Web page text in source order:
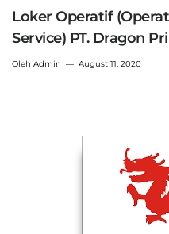
Loker Operatif
Service) PT. Dragon
Oleh Admin August 11, 2020